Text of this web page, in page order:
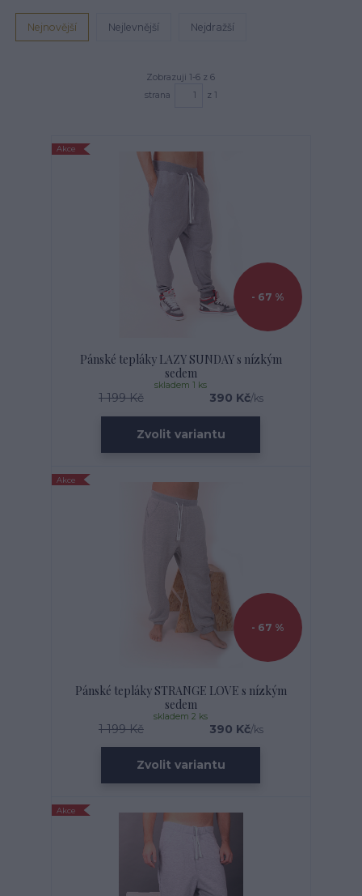
Nejnovější Nejlevnější Nejdražší
Zobrazuji 1-6 z 6
strana
z 1
Akce
- 67 %
Pánské tepláky LAZY SUNDAY s nízkým
sedem
1 199 Kč 390 Kč/ks
skladem 1 ks
Zvolit variantu
Akce
- 67 %
Pánské tepláky STRANGE LOVE s nízkým
sedem
1 199 Kč 390 Kč/ks
skladem 2 ks
Zvolit variantu
Akce